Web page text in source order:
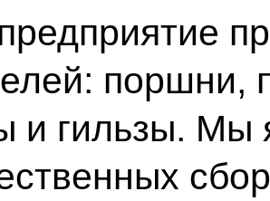
поршни,
и гильзы. Мы